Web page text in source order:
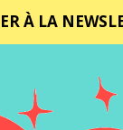
À LA